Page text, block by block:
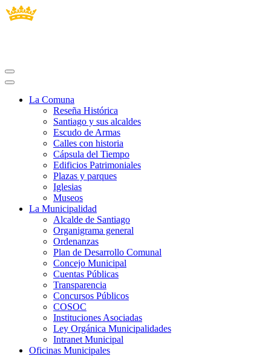
La Comuna
Reseña Histórica
Santiago y sus alcaldes
Escudo de Armas
Calles con historia
Cápsula del Tiempo
Edificios Patrimoniales
Plazas y parques
Iglesias
Museos
La Municipalidad
Alcalde de Santiago
Organigrama general
Ordenanzas
Plan de Desarrollo Comunal
Concejo Municipal
Cuentas Públicas
Transparencia
Concursos Públicos
COSOC
Instituciones Asociadas
Ley Orgánica Municipalidades
Intranet Municipal
Oficinas Municipales